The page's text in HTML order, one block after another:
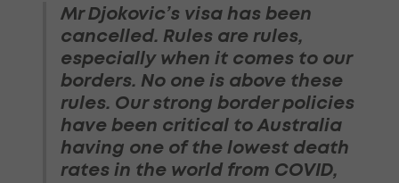
Mr Djokovic’s visa has been
cancelled. Rules are rules,
especially when it comes to our
borders. No one is above these
rules. Our strong border policies
have been critical to Australia
having one of the lowest death
rates in the world from COVID,